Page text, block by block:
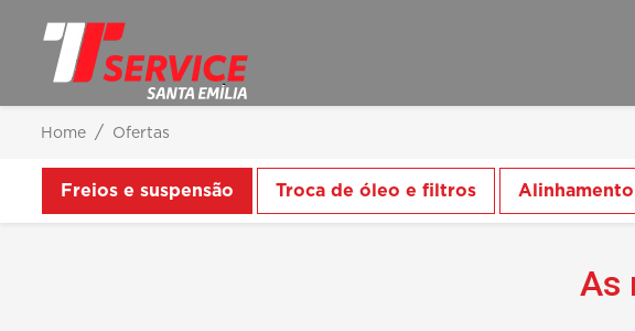
Home Ofertas
Freios e suspensão Troca de óleo e filtros
As